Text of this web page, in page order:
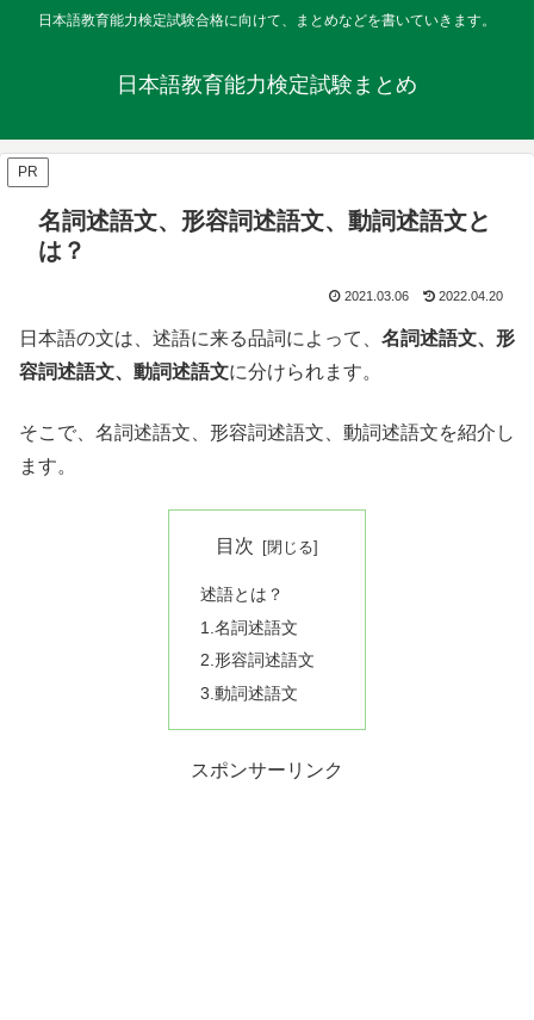
日本語教育能力検定試験合格に向けて、まとめなどを書いていきます。
日本語教育能力検定試験まとめ
PR
名詞述語文、形容詞述語文、動詞述語文と
は？
2021.03.06 2022.04.20
日本語の文は、述語に来る品詞によって、 名詞述語文、形
容詞述語文、動詞述語文に分けられます。
そこで、名詞述語文、形容詞述語文、動詞述語文を紹介し
ます。
目次
述語とは？
1.名詞述語文
2.形容詞述語文
3.動詞述語文
スポンサーリンク